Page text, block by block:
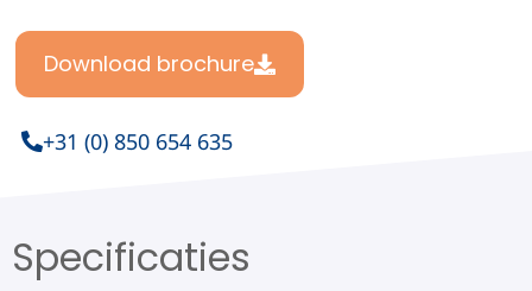
Download brochure
+31 (0) 850 654 635
Specificaties